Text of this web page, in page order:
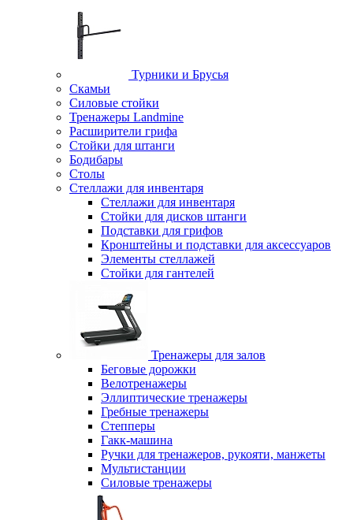
Турники и Брусья
Скамьи
Силовые стойки
Тренажеры Landmine
Расширители грифа
Стойки для штанги
Бодибары
Столы
Стеллажи для инвентаря
Стеллажи для инвентаря
Стойки для дисков штанги
Подставки для грифов
Кронштейны и подставки для аксессуаров
Элементы стеллажей
Стойки для гантелей
Тренажеры для залов
Беговые дорожки
Велотренажеры
Эллиптические тренажеры
Гребные тренажеры
Степперы
Гакк-машина
Ручки для тренажеров, рукояти, манжеты
Мультистанции
Силовые тренажеры